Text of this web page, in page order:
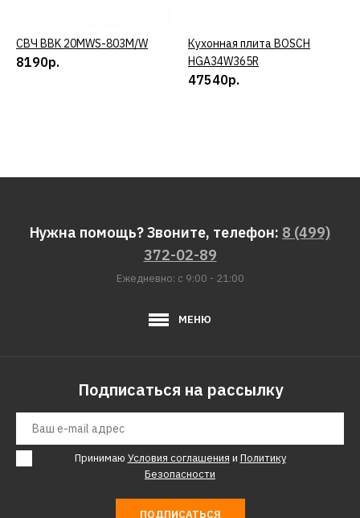
КУПИТЬ
СВЧ BBK 20MWS-803M/W
8190р.
КУПИТЬ
Кухонная плита BOSCH
HGA34W365R
47540р.
Нужна помощь? Звоните, телефон: 8 (499)
372-02-89
Ежедневно: с 9:00 - 21:00
МЕНЮ
Подписаться на рассылку
Принимаю Условия соглашения и Политику
Безопасности
ПОДПИСАТЬСЯ